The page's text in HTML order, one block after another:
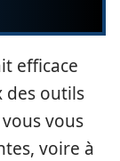
efficace
des outils
vous
voire à